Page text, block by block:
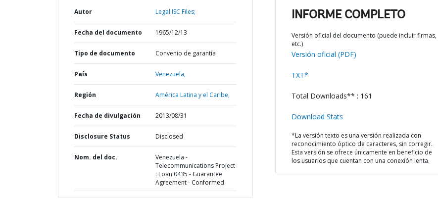
Autor Legal ISC Files;
Fecha del documento 1965/12/13
Tipo de documento Convenio de garantía
País Venezuela,
Región América Latina y el Caribe,
Fecha de divulgación 2013/08/31
Disclosure Status Disclosed
Nom. del doc.
Venezuela -
Telecommunications Project
: Loan 0435 - Guarantee
Agreement - Conformed
INFORME COMPLETO
Versión oficial del documento (puede incluir firmas,
etc.)
Versión oficial (PDF)
TXT*
Total Downloads** : 161
Download Stats
*La versión texto es una versión realizada con
reconocimiento óptico de caracteres, sin corregir.
Esta versión se ofrece únicamente en beneficio de
los usuarios que cuentan con una conexión lenta.